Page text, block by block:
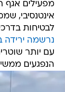
מפעילים אגף
אינטנסיבי,
לבטיחות בדרכים בסך
נרשמה ירידה
עם יותר
הנפגעים